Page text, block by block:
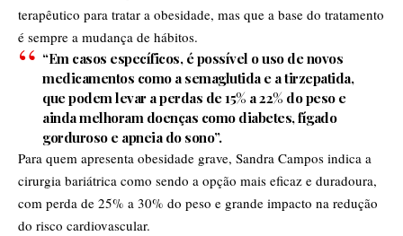
terapêutico para tratar a obesidade, mas que a base do tratamento
é sempre a mudança de hábitos.
“Em casos específicos, é possível o uso de novos
medicamentos como a semaglutida e a tirzepatida,
que podem levar a perdas de 15% a 22% do peso e
ainda melhoram doenças como diabetes, fígado
gorduroso e apneia do sono”.
Para quem apresenta obesidade grave, Sandra Campos indica a
cirurgia bariátrica como sendo a opção mais eficaz e duradoura,
com perda de 25% a 30% do peso e grande impacto na redução
do risco cardiovascular.